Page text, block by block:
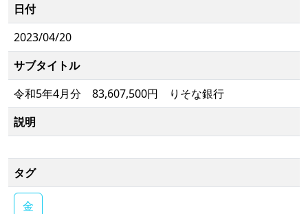
日付
2023/04/20
サブタイトル
令和5年4月分 83,607,500円 りそな銀行
説明
タグ
金